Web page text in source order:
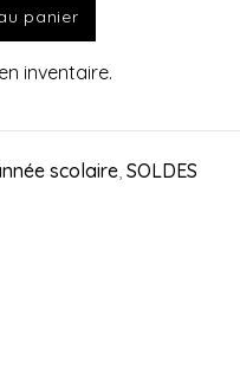
panier
inventaire.
scolaire,SOLDES